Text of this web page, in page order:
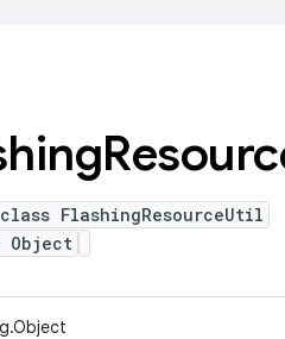
FlashingResourceUtil
Object